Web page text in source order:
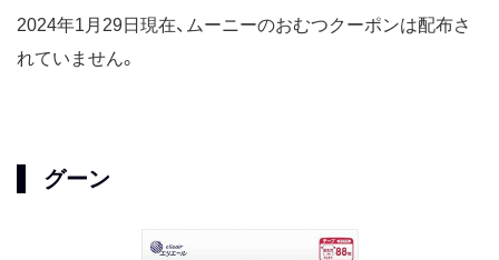
2024年1月29日現在、ムーニーのおむつクーポンは配布さ
れていません。
グーン